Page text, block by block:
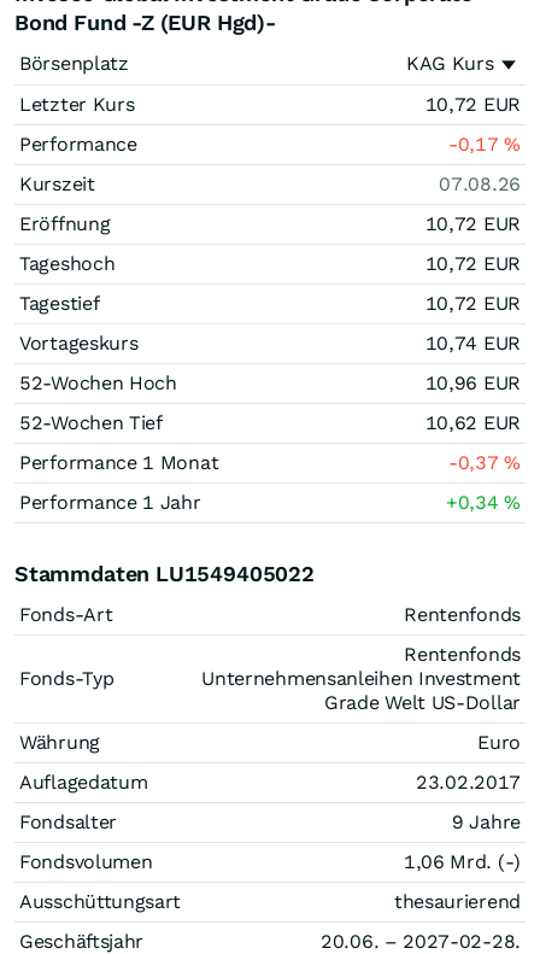
Bond Fund -Z (EUR Hgd)-
Börsenplatz
KAG Kurs
Letzter Kurs
10,72 EUR
Performance
-0,17%
Kurszeit
07.08.26
Eröffnung
10,72 EUR
Tageshoch
10,72 EUR
Tagestief
10,72 EUR
Vortageskurs
10,74 EUR
52-Wochen Hoch
10,96 EUR
52-Wochen Tief
10,62 EUR
Performance 1 Monat
-0,37%
Performance 1 Jahr
+0,34%
Stammdaten LU1549405022
Fonds-Art Rentenfonds
Fonds-Typ
Rentenfonds
Unternehmensanleihen Investment
Grade Welt US-Dollar
Währung
Euro
Auflagedatum
23.02.2017
Fondsalter
9 Jahre
Fondsvolumen
1,06 Mrd. (-)
Ausschüttungsart
thesaurierend
Geschäftsjahr
20.06. – 2027-02-28.